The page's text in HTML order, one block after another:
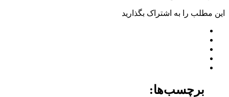
این مطلب را به اشتراک بگذارید
برچسب‌ها: